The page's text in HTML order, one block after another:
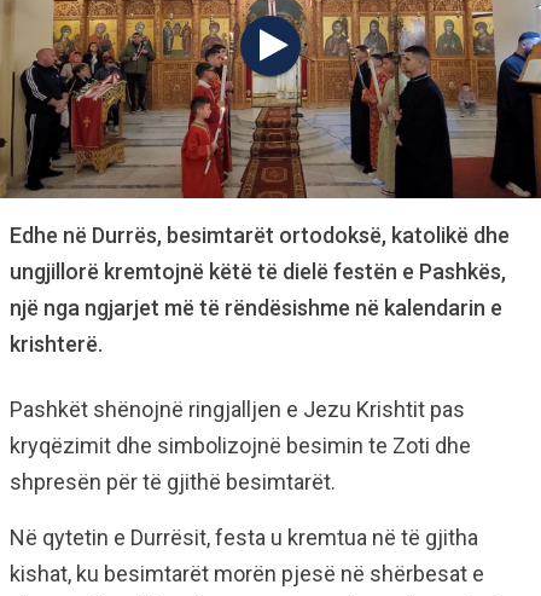
Edhe në Durrës, besimtarët ortodoksë, katolikë dhe
ungjillorë kremtojnë këtë të dielë festën e Pashkës,
një nga ngjarjet më të rëndësishme në kalendarin e
krishterë.
Pashkët shënojnë ringjalljen e Jezu Krishtit pas
kryqëzimit dhe simbolizojnë besimin te Zoti dhe
shpresën për të gjithë besimtarët.
Në qytetin e Durrësit, festa u kremtua në të gjitha
kishat, ku besimtarët morën pjesë në shërbesat e